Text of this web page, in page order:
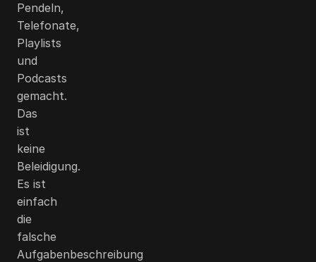
Pendeln,
Telefonate,
Playlists
und
Podcasts
gemacht.
Das
ist
keine
Beleidigung.
Es ist
einfach
die
falsche
Aufgabenbeschreibung